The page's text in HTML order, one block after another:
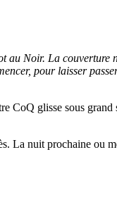
Noir. La couverture
pour laisser
CoQ glisse sous
La nuit prochaine